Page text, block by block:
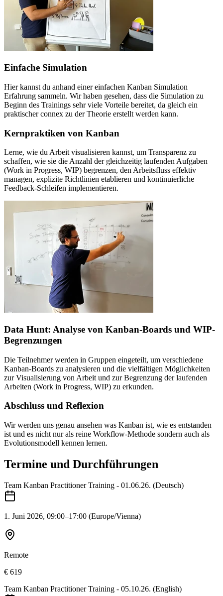
Einfache Simulation
Hier kannst du anhand einer einfachen Kanban Simulation
Erfahrung sammeln. Wir haben gesehen, dass die Simulation zu
Beginn des Trainings sehr viele Vorteile bereitet, da gleich ein
praktischer connex zu der Theorie erstellt werden kann.
Kernpraktiken von Kanban
Lerne, wie du Arbeit visualisieren kannst, um Transparenz zu
schaffen, wie sie die Anzahl der gleichzeitig laufenden Aufgaben
(Work in Progress, WIP) begrenzen, den Arbeitsfluss effektiv
managen, explizite Richtlinien etablieren und kontinuierliche
Feedback-Schleifen implementieren.
Data Hunt: Analyse von Kanban-Boards und WIP-
Begrenzungen
Die Teilnehmer werden in Gruppen eingeteilt, um verschiedene
Kanban-Boards zu analysieren und die vielfältigen Möglichkeiten
zur Visualisierung von Arbeit und zur Begrenzung der laufenden
Arbeiten (Work in Progress, WIP) zu erkunden.
Abschluss und Reflexion
Wir werden uns genau ansehen was Kanban ist, wie es entstanden
ist und es nicht nur als reine Workflow-Methode sondern auch als
Evolutionsmodell kennen lernen.
Termine und Durchführungen
Team Kanban Practitioner Training - 01.06.26. (Deutsch)
1. Juni 2026, 09:00–17:00 (Europe/Vienna)
Remote
€ 619
Team Kanban Practitioner Training - 05.10.26. (English)